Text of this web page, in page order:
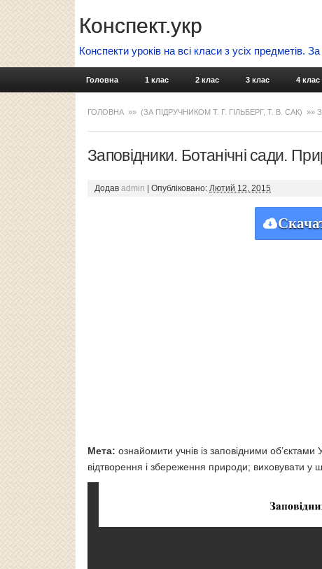
Конспект.укр
Конспекти уроків на всі класи з усіх предметів.
Головна 1 клас 2 клас 3 клас 4 клас
ГОЛОВНА »» (ЗА ПІДРУЧНИКОМ Т. Г. ГІЛЬБЕРГ, Т. В. САК) »»
Заповідники. Ботанічні сади.
Додав admin Опубліковано: Лютий 12, 2015
Мета: ознайомити учнів із заповідними
відтворення і збереження природи; виховувати у